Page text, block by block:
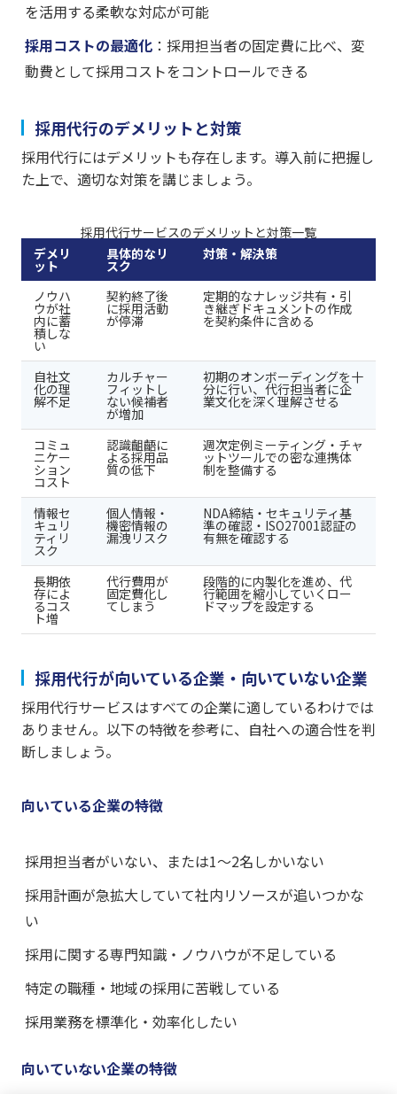
を活用する柔軟な対応が可能
採用コストの最適化 ：採用担当者の固定費に比べ、変
動費として採用コストをコントロールできる
採用代行のデメリットと対策
採用代行にはデメリットも存在します。導入前に把握し
た上で、適切な対策を講じましょう。
採用代行サービスのデメリットと対策一覧
デメリ
ット
具体的なリ
スク
対策・解決策
ノウハ
ウが社
内に蓄
積しな
い
契約終了後
に採用活動
が停滞
定期的なナレッジ共有・引
き継ぎドキュメントの作成
を契約条件に含める
自社文
化の理
解不足
カルチャー
フィットし
ない候補者
が増加
初期のオンボーディングを十
分に行い、代行担当者に企
業文化を深く理解させる
コミュ
ニケー
ション
コスト
認識齟齬に
よる採用品
質の低下
週次定例ミーティング・チャ
ットツールでの密な連携体
制を整備する
情報セ
キュリ
ティリ
スク
個人情報・
機密情報の
漏洩リスク
NDA締結・セキュリティ基
準の確認・ISO27001認証の
有無を確認する
長期依
存によ
るコス
ト増
代行費用が
固定費化し
てしまう
段階的に内製化を進め、代
行範囲を縮小していくロー
ドマップを設定する
採用代行が向いている企業・向いていない企業
採用代行サービスはすべての企業に適しているわけでは
ありません。以下の特徴を参考に、自社への適合性を判
断しましょう。
向いている企業の特徴
採用担当者がいない、または1〜2名しかいない
採用計画が急拡大していて社内リソースが追いつかな
い
採用に関する専門知識・ノウハウが不足している
特定の職種・地域の採用に苦戦している
採用業務を標準化・効率化したい
向いていない企業の特徴